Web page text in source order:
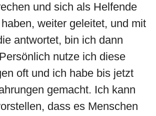
und sich als Helfende
weiter geleitet, und mit
antwortet, bin ich dann
nutze ich diese
oft und ich habe bis jetzt
gemacht. Ich kann
dass es Menschen